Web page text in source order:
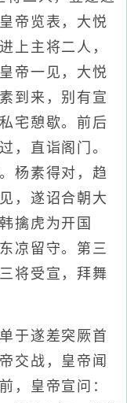
帝览表，大悦
上主将二人，
帝一见，大悦
到来，别有宣
宅憩歇。前后
，直诣阁门。
杨素得对，趋
，遂诏合朝大
擒虎为开国
凉留守。第三
将受宣，拜舞
于遂差突厥首
交战，皇帝闻
，皇帝宣问：